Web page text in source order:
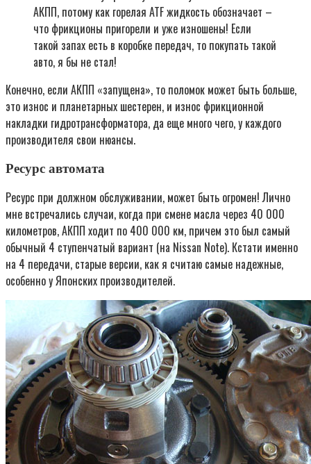
АКПП, потому как горелая ATF жидкость обозначает –
что фрикционы пригорели и уже изношены! Если
такой запах есть в коробке передач, то покупать такой
авто, я бы не стал!
Конечно, если АКПП «запущена», то поломок может быть больше,
это износ и планетарных шестерен, и износ фрикционной
накладки гидротрансформатора, да еще много чего, у каждого
производителя свои нюансы.
Ресурс автомата
Ресурс при должном обслуживании, может быть огромен! Лично
мне встречались случаи, когда при смене масла через 40 000
километров, АКПП ходит по 400 000 км, причем это был самый
обычный 4 ступенчатый вариант (на Nissan Note). Кстати именно
на 4 передачи, старые версии, как я считаю самые надежные,
особенно у Японских производителей.